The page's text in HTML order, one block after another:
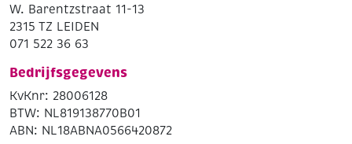
W. Barentzstraat 11-13
2315 TZ LEIDEN
071 522 36 63
Bedrijfsgegevens
KvKnr: 28006128
BTW: NL819138770B01
ABN: NL18ABNA0566420872